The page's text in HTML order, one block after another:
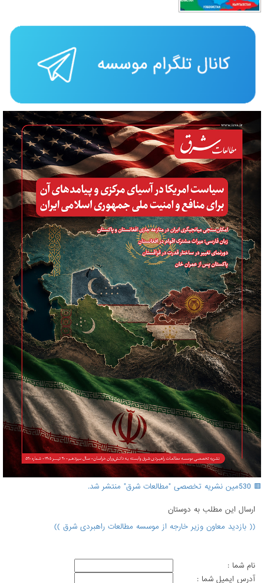
🟥 530مین نشریه تخصصی "مطالعات شرق" منتشر شد.
ارسال اين مطلب به دوستان
(( بازدید معاون وزیر خارجه از موسسه مطالعات راهبردی شرق ))
نام شما :
آدرس ايميل شما :